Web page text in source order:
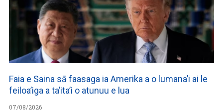
Faia e Saina sā faasaga ia Amerika a o lumana’i ai le
feiloa’iga a ta’ita’i o atunuu e lua
07/08/2026